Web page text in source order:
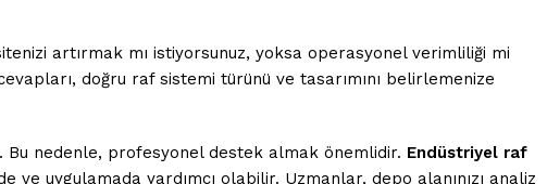
artırmak mı istiyorsunuz, yoksa operasyonel verimliliği mi
doğru raf sistemi türünü ve tasarımını belirlemenize
Bu nedenle, profesyonel destek almak önemlidir. Endüstriyel raf
uygulamada yardımcı olabilir. Uzmanlar, depo alanınızı analiz